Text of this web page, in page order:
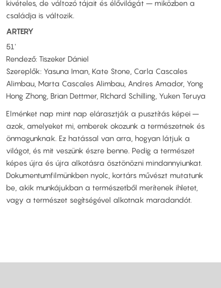
kivételes, de változó tájait és élővilágát – miközben a
családja is változik.
ARTERY
51'
Rendező: Tiszeker Dániel
Szereplők: Yasuna Iman, Kate Stone, Carla Cascales
Alimbau, Marta Cascales Alimbau, Andres Amador, Yong
Hong Zhong, Brian Dettmer, RIchard Schilling, Yuken Teruya
Elménket nap mint nap elárasztják a pusztítás képei –
azok, amelyeket mi, emberek okozunk a természetnek és
önmagunknak. Ez hatással van arra, hogyan látjuk a
világot, és mit veszünk észre benne. Pedig a természet
képes újra és újra alkotásra ösztönözni mindannyiunkat.
Dokumentumfilmünkben nyolc, kortárs művészt mutatunk
be, akik munkájukban a természetből merítenek ihletet,
vagy a természet segítségével alkotnak maradandót.